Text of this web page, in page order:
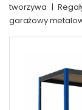
tworzywa |
garażowy